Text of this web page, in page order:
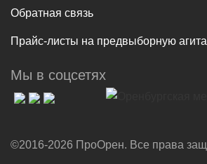
Обратная связь
Прайс-листы на предвыборную
Мы в соцсетях
©2016-2026 ПроОрен. Все права